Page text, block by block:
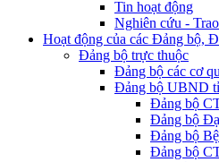
Tin hoạt động
Nghiên cứu -
Hoạt động của các Đảng bộ,
Đảng bộ trực thuộc
Đảng bộ các cơ
Đảng bộ UBND
Đảng bộ
Đảng bộ
Đảng bộ
Đảng bộ